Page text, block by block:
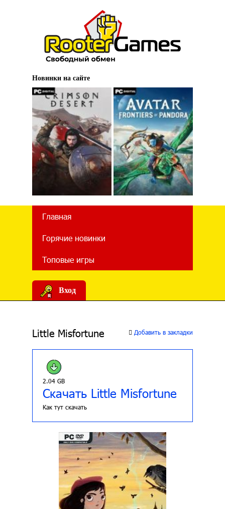
Новинки на сайте
Главная
Горячие новинки
Топовые игры
Вход
Little Misfortune Добавить в закладки
2.04 GB
Скачать Little Misfortune
Как тут скачать